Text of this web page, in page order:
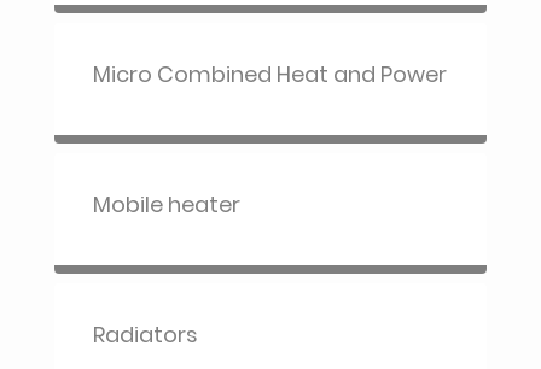
Micro Combined Heat and Power
Mobile heater
Radiators